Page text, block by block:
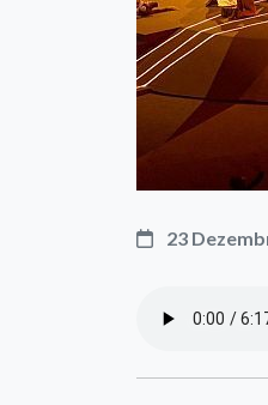
23